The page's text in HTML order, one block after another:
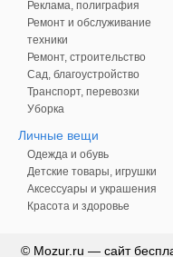
Реклама, полиграфия
Ремонт и обслуживание
техники
Ремонт, строительство
Сад, благоустройство
Транспорт, перевозки
Уборка
Личные вещи
Одежда и обувь
Детские товары, игрушки
Аксессуары и украшения
Красота и здоровье
© Mozur.ru — сайт